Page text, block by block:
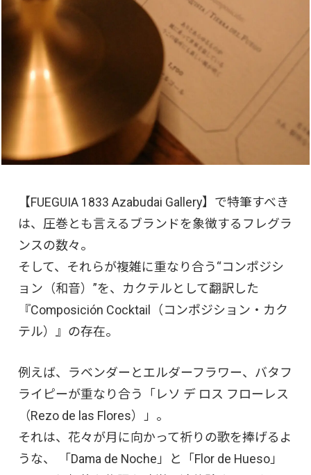
【FUEGUIA 1833 Azabudai Gallery】で特筆すべき
は、圧巻とも言えるブランドを象徴するフレグラ
ンスの数々。
そして、それらが複雑に重なり合う“コンポジシ
ョン（和音）”を、カクテルとして翻訳した
『Composición Cocktail（コンポジション・カク
テル）』の存在。
例えば、ラベンダーとエルダーフラワー、バタフ
ライピーが重なり合う「レソ デ ロス フローレス
（Rezo de las Flores）」。
それは、花々が月に向かって祈りの歌を捧げるよ
うな、 「Dama de Noche」と「Flor de Hueso」